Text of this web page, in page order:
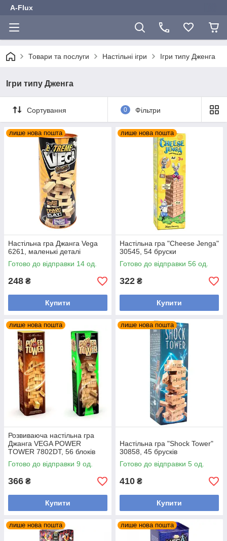
A-Flux
Товари та послуги Настільні ігри Ігри типу Дженга
Ігри типу Дженга
Сортування 0 Фільтри
лише нова пошта
Настільна гра Джанга Vega
6261, маленькі деталі
Готово до відправки 14 од.
248 ₴
Купити
лише нова пошта
Настільна гра "Cheese Jenga"
30545, 54 бруски
Готово до відправки 56 од.
322 ₴
Купити
лише нова пошта
Розвиваюча настільна гра
Джанга VEGA POWER
TOWER 7802DT, 56 блоків
Готово до відправки 9 од.
366 ₴
Купити
лише нова пошта
Настільна гра "Shock Tower"
30858, 45 брусків
Готово до відправки 5 од.
410 ₴
Купити
лише нова пошта лише нова пошта